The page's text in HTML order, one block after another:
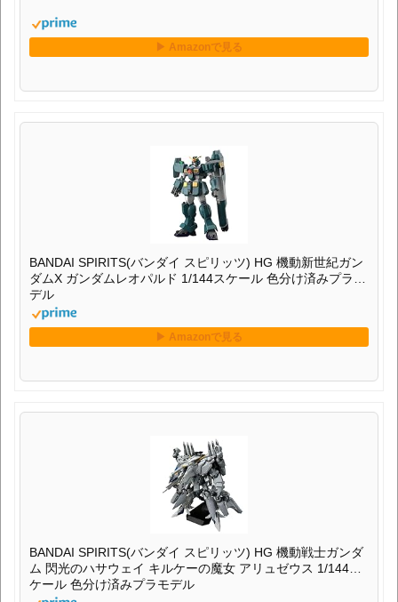
BANDAI SPIRITS(バンダイ スピリッツ) HG 機動新世紀ガン
ダムX ガンダムレオパルド 1/144スケール 色分け済みプラモ
デル
BANDAI SPIRITS(バンダイ スピリッツ) HG 機動戦士ガンダ
ム 閃光のハサウェイ キルケーの魔女 アリュゼウス 1/144ス
ケール 色分け済みプラモデル